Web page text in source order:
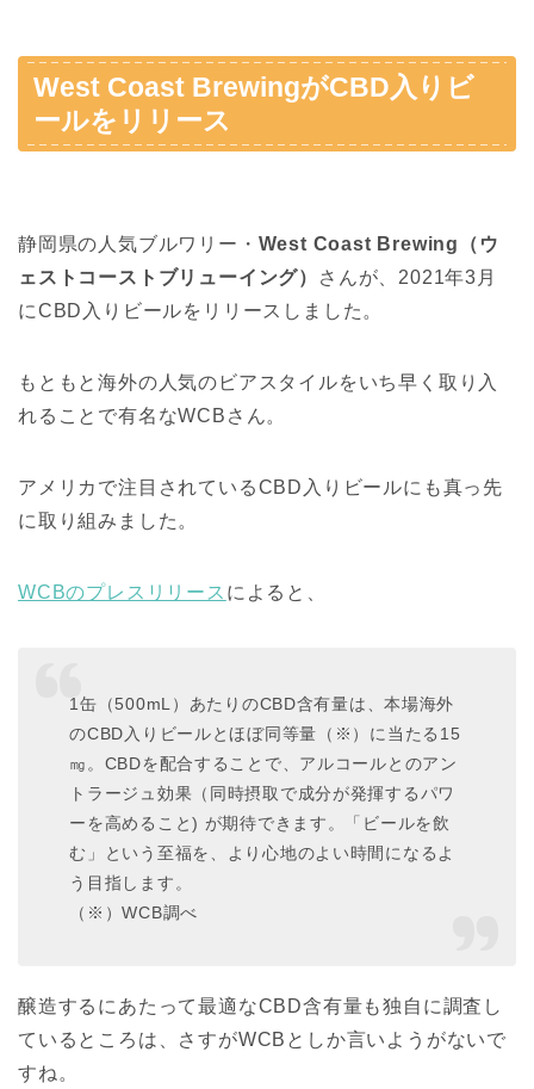
West Coast BrewingがCBD入りビ
ールをリリース
静岡県の人気ブルワリー・ West Coast Brewing（ウ
ェストコーストブリューイング）
さんが、2021年3月
にCBD入りビールをリリースしました。
もともと海外の人気のビアスタイルをいち早く取り入
れることで有名なWCBさん。
アメリカで注目されているCBD入りビールにも真っ先
に取り組みました。
WCBのプレスリリース によると、
1缶（500mL）あたりのCBD含有量は、本場海外
のCBD入りビールとほぼ同等量（※）に当たる15
㎎。CBDを配合することで、アルコールとのアン
トラージュ効果（同時摂取で成分が発揮するパワ
ーを高めること) が期待できます。「ビールを飲
む」という至福を、より心地のよい時間になるよ
う目指します。
（※）WCB調べ
醸造するにあたって最適なCBD含有量も独自に調査し
ているところは、さすがWCBとしか言いようがないで
すね。